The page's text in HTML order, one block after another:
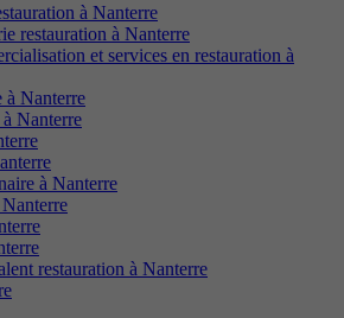
à Nanterre
restauration à Nanterre
et services en restauration à
Nanterre
Nanterre
à Nanterre
restauration à Nanterre